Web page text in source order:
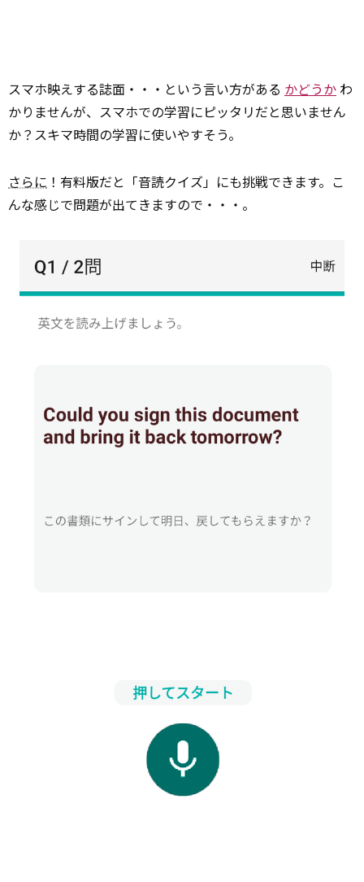
スマホ映えする誌面・・・という言い方がある かどうか わ
かりませんが、スマホでの学習にピッタリだと思いません
か？スキマ時間の学習に使いやすそう。
さらに ！有料版だと「音読クイズ」にも挑戦できます。こ
んな感じで問題が出てきますので・・・。